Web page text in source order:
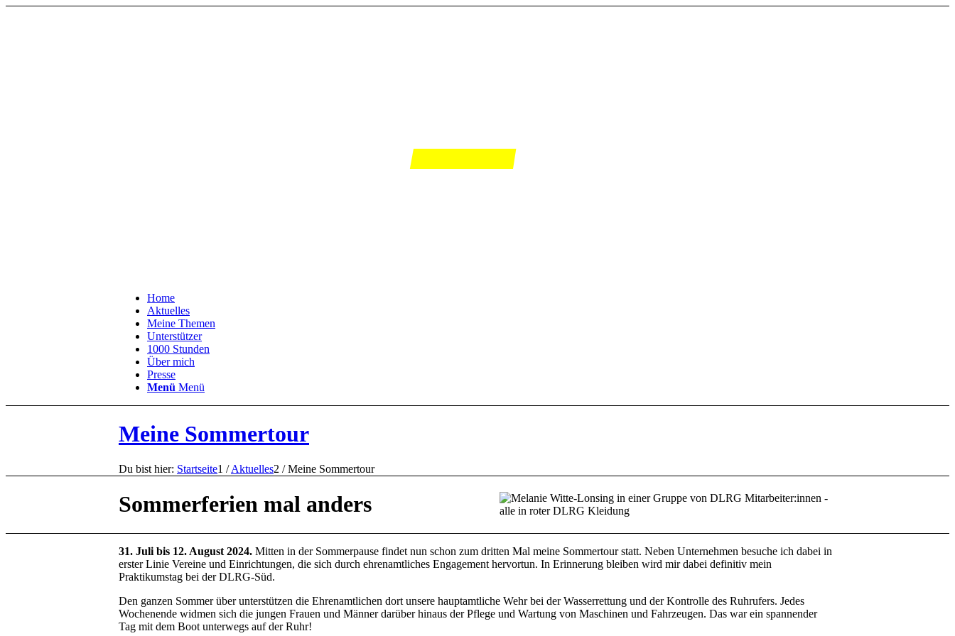
Home
Aktuelles
Meine Themen
Unterstützer
1000 Stunden
Über mich
Presse
Menü Menü
Meine Sommertour
Du bist hier: Startseite1 / Aktuelles2 / Meine Sommertour
Sommer­ferien mal anders
31. Juli bis 12. August 2024. Mitten in der Sommerpause findet nun schon zum dritten Mal meine Sommertour statt. Neben Unternehmen besuche ich dabei in
erster Linie Vereine und Einrichtungen, die sich durch ehrenamtliches Engagement hervortun. In Erinnerung bleiben wird mir dabei definitiv mein
Praktikumstag bei der DLRG-Süd.
Den ganzen Sommer über unterstützen die Ehrenamtlichen dort unsere hauptamtliche Wehr bei der Wasserrettung und der Kontrolle des Ruhrufers. Jedes
Wochenende widmen sich die jungen Frauen und Männer darüber hinaus der Pflege und Wartung von Maschinen und Fahrzeugen. Das war ein spannender
Tag mit dem Boot unterwegs auf der Ruhr!